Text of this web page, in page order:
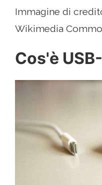
Immagine di
Wikimedia
Cos'è